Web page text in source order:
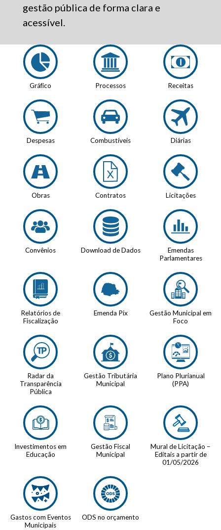
gestão pública de forma clara e
acessível.
Gráfico Processos Receitas
Despesas Combustíveis Diárias
Obras Contratos Licitações
Convênios Download de Dados
Emendas
Parlamentares
Relatórios de
Fiscalização
Emenda Pix
Gestão Municipal em
Foco
Radar da
Transparência
Pública
Gestão Tributária
Municipal
Plano Plurianual
(PPA)
Investimentos em
Educação
Gestão Fiscal
Municipal
Mural de Licitação –
Editais a partir de
01/05/2026
Gastos com Eventos
Municipais
ODS no orçamento